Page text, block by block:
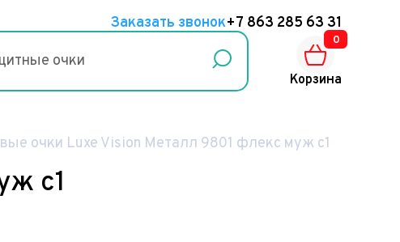
Заказать звонок+7 863 285 63 31
0
Корзина
очки Luxe Vision Металл 9801 флекс муж с1
с1